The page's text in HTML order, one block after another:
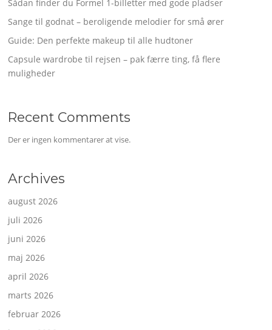
Sådan finder du Formel 1-billetter med gode pladser
Sange til godnat – beroligende melodier for små ører
Guide: Den perfekte makeup til alle hudtoner
Capsule wardrobe til rejsen – pak færre ting, få flere
muligheder
Recent Comments
Der er ingen kommentarer at vise.
Archives
august 2026
juli 2026
juni 2026
maj 2026
april 2026
marts 2026
februar 2026